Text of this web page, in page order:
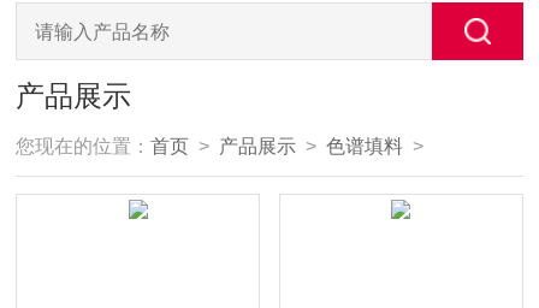
产品展示
您现在的位置：首页 > 产品展示 >色谱填料 >